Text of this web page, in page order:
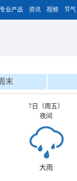
专业产品 资讯 视频 节气
末
7日（周五）
夜间
大雨